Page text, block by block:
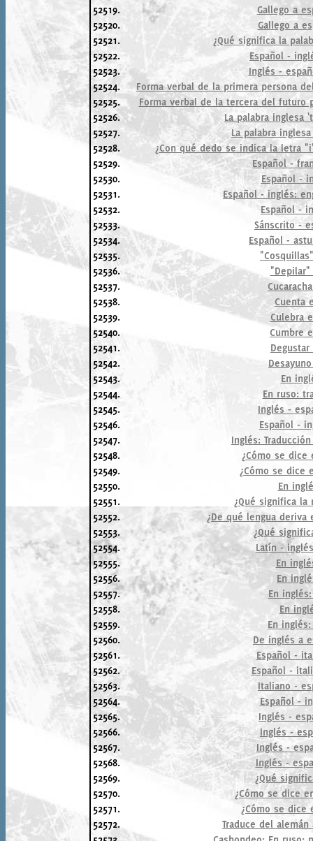
52519.
Gallego a
52520.
Gallego a
52521.
¿Qué significa la
52522.
Español -
52523.
Inglés -
52524.
Forma verbal de la primera persona
52525.
Forma verbal de la tercera del
52526.
La palabra inglesa
52527.
La palabra
52528.
¿Con qué dedo se indica la letra
52529.
Español -
52530.
Español -
52531.
Español - inglés:
52532.
Español -
52533.
Sánscrito -
52534.
Español -
52535.
52536.
52537.
52538.
Cuenta
52539.
Culebra
52540.
Cumbre
52541.
52542.
52543.
En
52544.
En ruso:
52545.
Inglés -
52546.
Español -
52547.
Inglés:
52548.
¿Cómo se dice
52549.
¿Cómo se dice
52550.
En
52551.
¿Qué significa la
52552.
¿De qué lengua deriva
52553.
¿Qué
52554.
Latín -
52555.
En
52556.
En
52557.
En
52558.
En
52559.
En
52560.
De inglés a
52561.
Español -
52562.
Español -
52563.
Italiano -
52564.
Español -
52565.
Inglés -
52566.
Inglés -
52567.
Inglés -
52568.
Inglés -
52569.
¿Qué
52570.
¿Cómo se dice
52571.
¿Cómo se dice
52572.
Traduce del